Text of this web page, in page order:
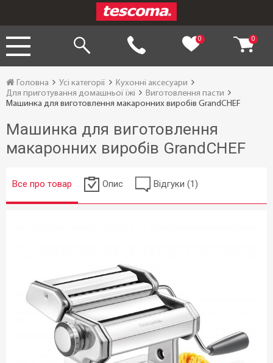
0 0
Головна Усі категорії
Кухонні аксесуари
Для приготування домашньої їжі
Виготовлення пасти
Машинка для виготовлення макаронних виробів GrandCHEF
Машинка для виготовлення
макаронних виробів GrandCHEF
Все про товар Опис Відгуки (1)